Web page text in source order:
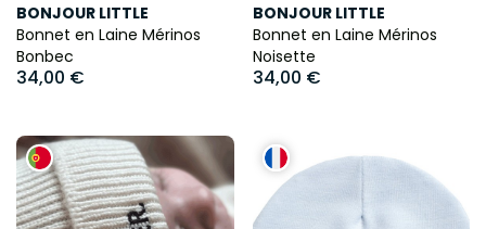
BONJOUR LITTLE
Bonnet en Laine Mérinos
Bonbec
34,00 €
BONJOUR LITTLE
Bonnet en Laine Mérinos
Noisette
34,00 €